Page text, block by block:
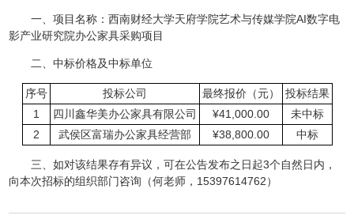
一、项目名称：西南财经大学天府学院艺术与传媒学院AI数字电
影产业研究院办公家具采购项目
二、中标价格及中标单位
序号 投标公司 最终报价（元）
投标结果
1
四川鑫华美办公家具有限公司 ¥41,000.00
未中标
2
武侯区富瑞办公家具经营部 ¥38,800.00 中标
三、如对该结果存有异议，可在公告发布之日起3个自然日内，
向本次招标的组织部门咨询（何老师，15397614762）